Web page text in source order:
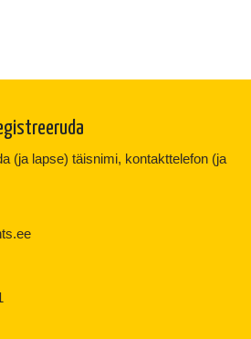
(ja lapse) täisnimi, kontakttelefon (ja